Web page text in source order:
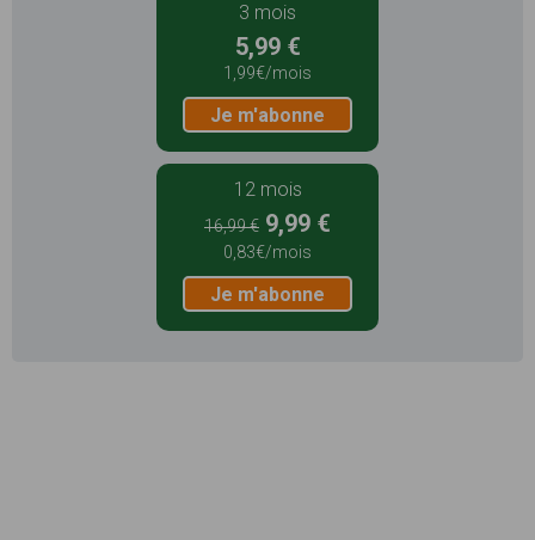
3 mois
5,99 €
1,99€/mois
Je m'abonne
12 mois
16,99 € 9,99 €
0,83€/mois
Je m'abonne